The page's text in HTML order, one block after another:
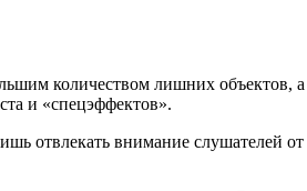
количеством лишних объектов,
и «спецэффектов».
отвлекать внимание слушателей